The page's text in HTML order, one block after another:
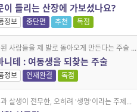
이 들리는 산장에 가보셨나요?
정보 중단편 추천 독점
사람들을 제 발로 돌아오게 만든다는 주술 ...
니테 : 여동생을 되찾는 주술
정보 연재완결 독점
살생이 전무한, 오히려 '생명'이라는 주제...